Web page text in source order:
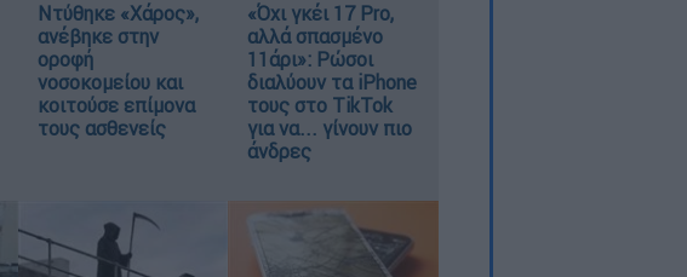
Ντύθηκε «Χάρος»,
ανέβηκε στην
οροφή
νοσοκομείου και
κοιτούσε επίμονα
τους ασθενείς
«Όχι γκέι 17 Pro,
αλλά σπασμένο
11άρι»: Ρώσοι
διαλύουν τα iPhone
τους στο TikTok
για να... γίνουν πιο
άνδρες